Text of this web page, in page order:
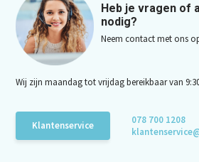
Heb je vragen of
nodig?
Neem contact met ons
Wij zijn maandag tot vrijdag bereikbaar van
Klantenservice
078 700 1208